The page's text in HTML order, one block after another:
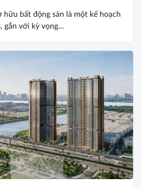
bất động sản là một kế hoạch
gắn với kỳ vọng...